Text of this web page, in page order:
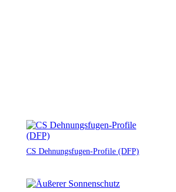
CS Dehnungsfugen-Profile (DFP)